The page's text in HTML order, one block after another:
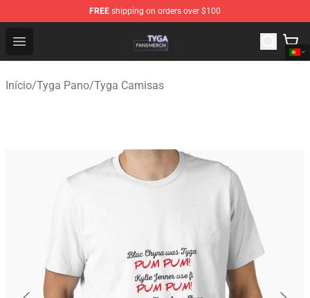
FREE shipping on orders over $100
Open menu
Tyga Shop - Official Tyga Merchandise Store
Início/Tyga Pano/Tyga Camisas